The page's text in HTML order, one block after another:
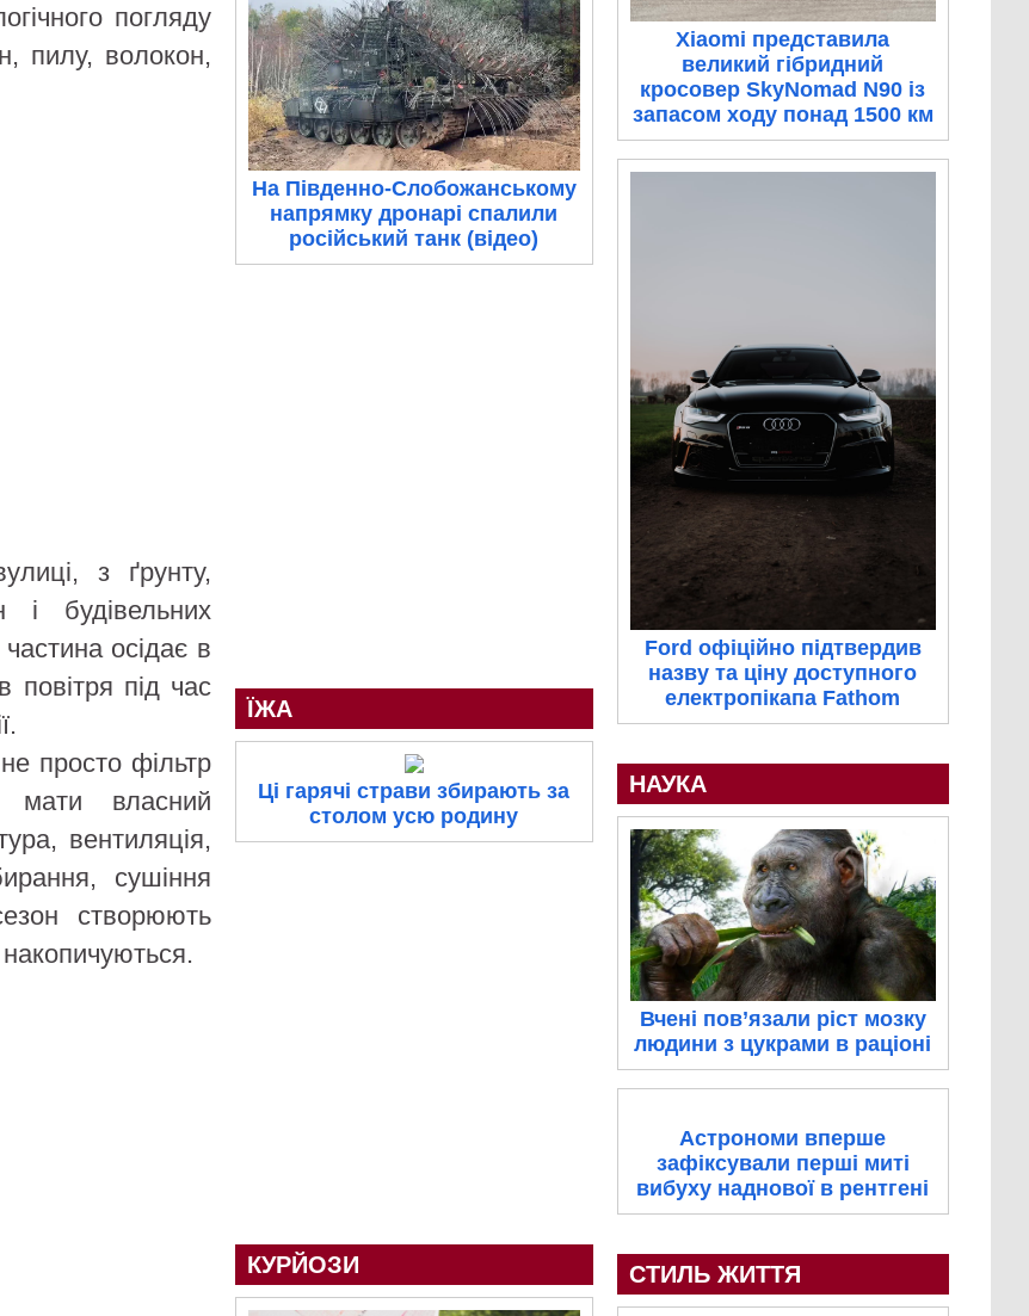
погляду
пилу, волокон,
з ґрунту,
і будівельних
осідає в
повітря під час
просто фільтр
мати власний
вентиляція,
сушіння
створюють
На Південно-Слобожанському
напрямку дронарі спалили
російський танк (відео)
ЇЖА
Ці гарячі страви збирають за
столом усю родину
КУРЙОЗИ
Xiaomi представила
великий гібридний
кросовер SkyNomad N90 із
запасом ходу понад 1500 км
Ford офіційно підтвердив
назву та ціну доступного
електропікапа Fathom
НАУКА
Вчені пов’язали ріст мозку
людини з цукрами в раціоні
Астрономи вперше
зафіксували перші миті
вибуху наднової в рентгені
СТИЛЬ ЖИТТЯ